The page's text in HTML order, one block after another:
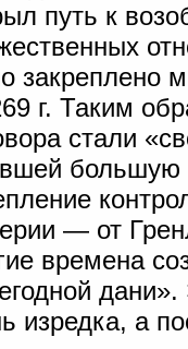
путь к
закреплено
г. Таким
стали
большую
— от
времена
изредка, а